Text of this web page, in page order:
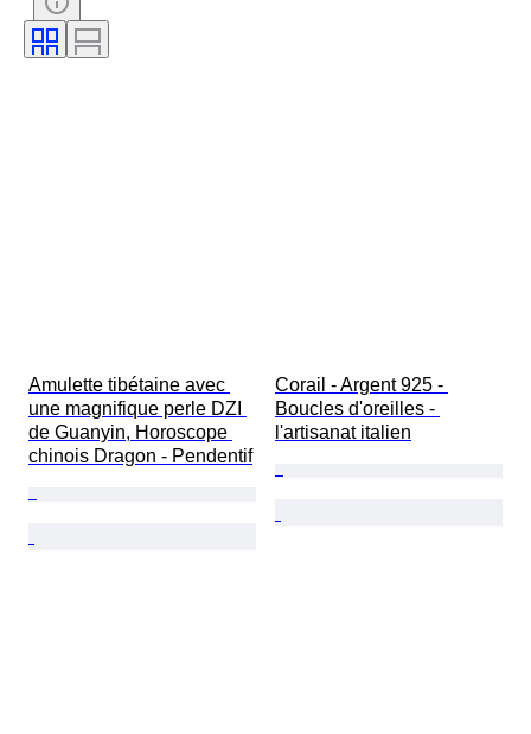
Signature
Couleur exacte
Amulette tibétaine avec
une magnifique perle DZI
de Guanyin, Horoscope
chinois Dragon - Pendentif
Corail - Argent 925 -
Boucles d'oreilles -
l'artisanat italien